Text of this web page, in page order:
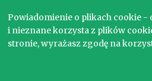
Powiadomienie o plikach cookie -
i nieznane korzysta z plików
stronie, wyrażasz zgodę na